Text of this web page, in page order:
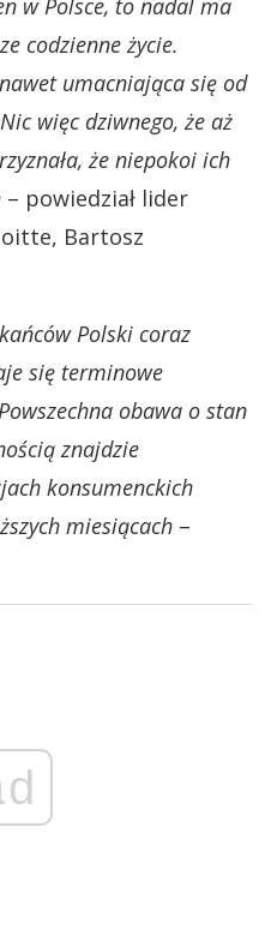
w Polsce, to nadal ma
codzienne życie.
umacniająca się od
więc dziwnego, że aż
że niepokoi ich
– powiedział lider
Bartosz
Polski coraz
się terminowe
obawa o stan
znajdzie
konsumenckich
miesiącach –